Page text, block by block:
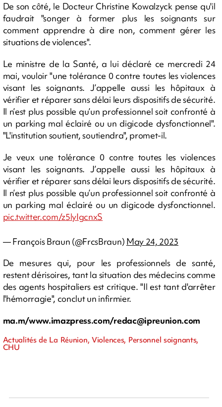
De son côté, le Docteur Christine Kowalzyck pense qu'il
faudrait "songer à former plus les soignants sur
comment apprendre à dire non, comment gérer les
situations de violences".
Le ministre de la Santé, a lui déclaré ce mercredi 24
mai, vouloir "une tolérance 0 contre toutes les violences
visant les soignants. J’appelle aussi les hôpitaux à
vérifier et réparer sans délai leurs dispositifs de sécurité.
Il n’est plus possible qu’un professionnel soit confronté à
un parking mal éclairé ou un digicode dysfonctionnel".
"L'institution soutient, soutiendra", promet-il.
Je veux une tolérance 0 contre toutes les violences
visant les soignants. J’appelle aussi les hôpitaux à
vérifier et réparer sans délai leurs dispositifs de sécurité.
Il n’est plus possible qu’un professionnel soit confronté à
un parking mal éclairé ou un digicode dysfonctionnel.
pic.twitter.com/z5lyIgcnxS
— François Braun (@FrcsBraun) May 24, 2023
De mesures qui, pour les professionnels de santé,
restent dérisoires, tant la situation des médecins comme
des agents hospitaliers est critique. "Il est tant d'arrêter
l'hémorragie", conclut un infirmier.
ma.m/www.imazpress.com/redac@ipreunion.com
Actualités de La Réunion, Violences, Personnel soignants,
CHU